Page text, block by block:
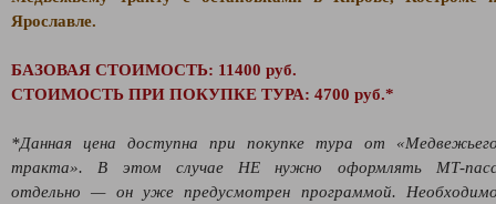
Ярославле.
БАЗОВАЯ СТОИМОСТЬ: 11400 руб.
СТОИМОСТЬ ПРИ ПОКУПКЕ ТУРА: 4700 руб.*
*Данная цена доступна при покупке тура от
тракта». В этом случае НЕ нужно оформлять МТ-
отдельно — он уже предусмотрен программой.